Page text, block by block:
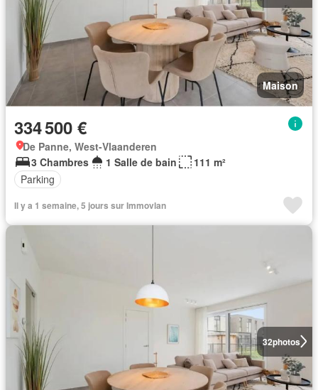
Maison
334 500 €
De Panne, West-Vlaanderen
3 Chambres
1 Salle de bain
111 m²
Parking
Il y a 1 semaine, 5 jours sur Immovlan
32photos